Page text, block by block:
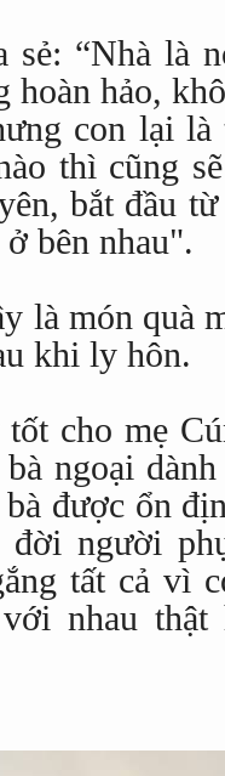
sẻ: “Nhà là
hoàn hảo,
con lại
thì cũng
bắt đầu
bên nhau".
là món quà
khi ly hôn.
cho mẹ
ngoại
được ổn
người
tất cả vì
nhau thật